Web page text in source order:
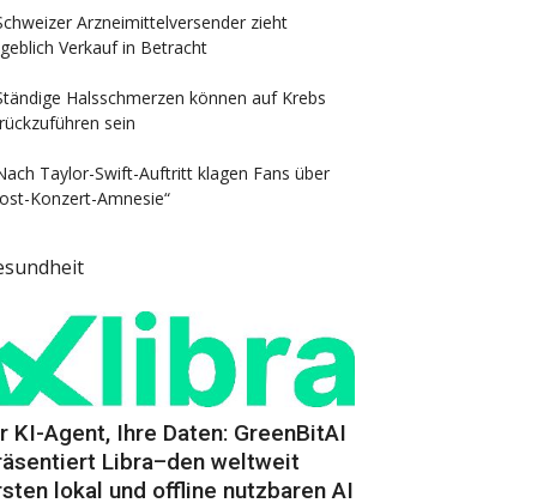
Arzneimittelversender zieht
Verkauf in Betracht
Halsschmerzen können auf Krebs
sein
Taylor-Swift-Auftritt klagen Fans über
Konzert-Amnesie“
KI-Agent, Ihre Daten: GreenBitAI
Libra–den weltweit
lokal und offline nutzbaren AI